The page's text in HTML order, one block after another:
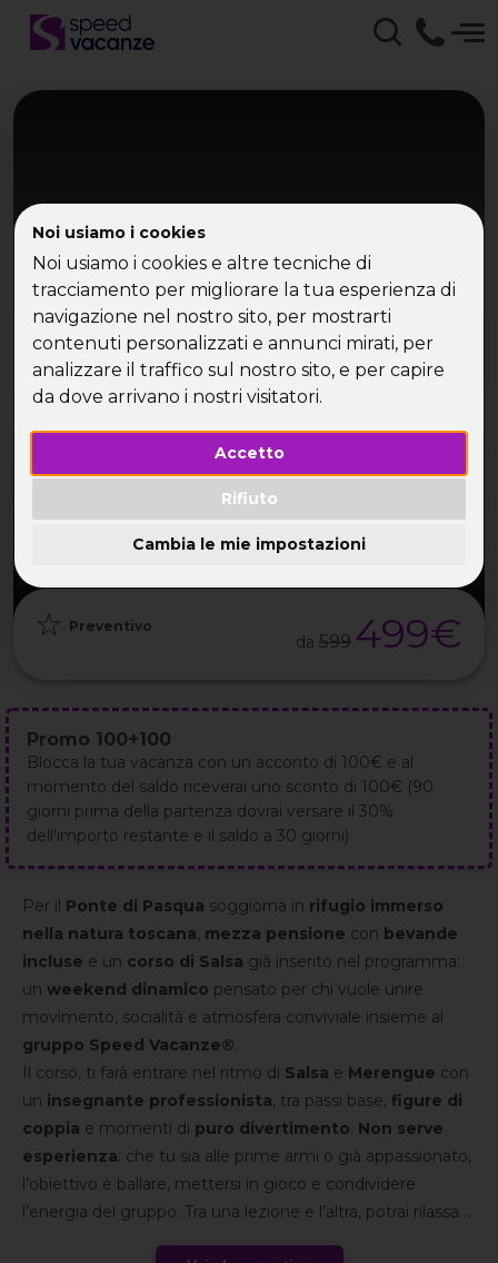
Noi usiamo i cookies
Noi usiamo i cookies e altre tecniche di
tracciamento per migliorare la tua esperienza di
navigazione nel nostro sito, per mostrarti
contenuti personalizzati e annunci mirati, per
analizzare il traffico sul nostro sito, e per capire
da dove arrivano i nostri visitatori.
Accetto
Rifiuto
Cambia le mie impostazioni
Toscana
Salsa Weekend
26 Mar
Preventivo
da 599 499€
Promo 100+100
Blocca la tua vacanza con un acconto di 100€ e al
momento del saldo riceverai uno sconto di 100€ (90
giorni prima della partenza dovrai versare il 30%
dell'importo restante e il saldo a 30 giorni)
Per il Ponte di Pasqua soggiorna in rifugio immerso
nella natura toscana, mezza pensione con bevande
incluse e un corso di Salsa già inserito nel programma:
un weekend dinamico pensato per chi vuole unire
movimento, socialità e atmosfera conviviale insieme al
gruppo Speed Vacanze®.
Il corso, ti farà entrare nel ritmo di Salsa e Merengue con
un insegnante professionista, tra passi base, figure di
coppia e momenti di puro divertimento. Non serve
esperienza: che tu sia alle prime armi o già appassionato,
l’obiettivo è ballare, mettersi in gioco e condividere
l’energia del gruppo. Tra una lezione e l’altra, potrai rilassarti